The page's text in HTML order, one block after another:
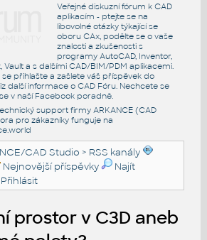
Veřejné diskuzní fórum k CAD
aplikacím - ptejte se na
libovolné otázky týkající se
oboru CAx, podělte se o vaše
znalosti a zkušenosti s
programy AutoCAD, Inventor,
Vault a s dalšími CAD/BIM/PDM aplikacemi.
přihlašte a zašlete váš příspěvek do
další informace o CAD Fóru. Nechcete se
v naší Facebook poradně.
support firmy ARKANCE (CAD
pro zákazníky funguje na
CAD Studio > RSS kanály
Nejnovější příspěvky
Najít
Přihlásit
prostor v C3D aneb